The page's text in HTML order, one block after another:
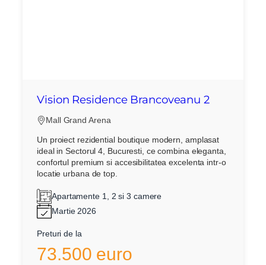
Vision Residence Brancoveanu 2
Mall Grand Arena
Un proiect rezidential boutique modern, amplasat
ideal in Sectorul 4, Bucuresti, ce combina eleganta,
confortul premium si accesibilitatea excelenta intr-o
locatie urbana de top.
Apartamente 1, 2 si 3 camere
Martie 2026
Preturi de la
73.500 euro